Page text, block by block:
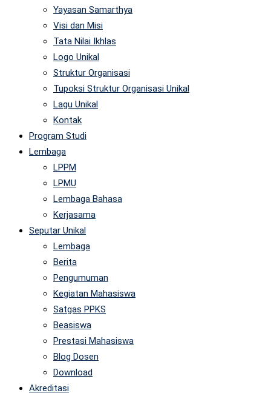
Yayasan Samarthya
Visi dan Misi
Tata Nilai Ikhlas
Logo Unikal
Struktur Organisasi
Tupoksi Struktur Organisasi Unikal
Lagu Unikal
Kontak
Program Studi
Lembaga
LPPM
LPMU
Lembaga Bahasa
Kerjasama
Seputar Unikal
Lembaga
Berita
Pengumuman
Kegiatan Mahasiswa
Satgas PPKS
Beasiswa
Prestasi Mahasiswa
Blog Dosen
Download
Akreditasi